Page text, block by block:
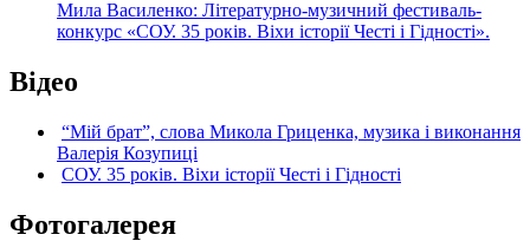
Мила Василенко: Літературно-музичний фестиваль-
конкурс «СОУ. 35 років. Віхи історії Честі і Гідності».
Відео
“Мій брат”, слова Микола Гриценка, музика і виконання
Валерія Козупиці
СОУ. 35 років. Віхи історії Честі і Гідності
Фотогалерея